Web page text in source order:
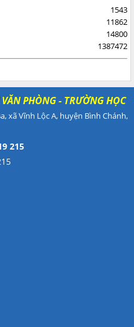
1543
11862
14800
1387472
PHÒNG - TRƯỜNG HỌC
xã Vĩnh Lộc A, huyện Bình Chánh,
215